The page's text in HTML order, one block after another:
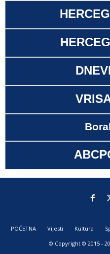
POČETNA Vijesti Kultura
© Copyright © 2015 -